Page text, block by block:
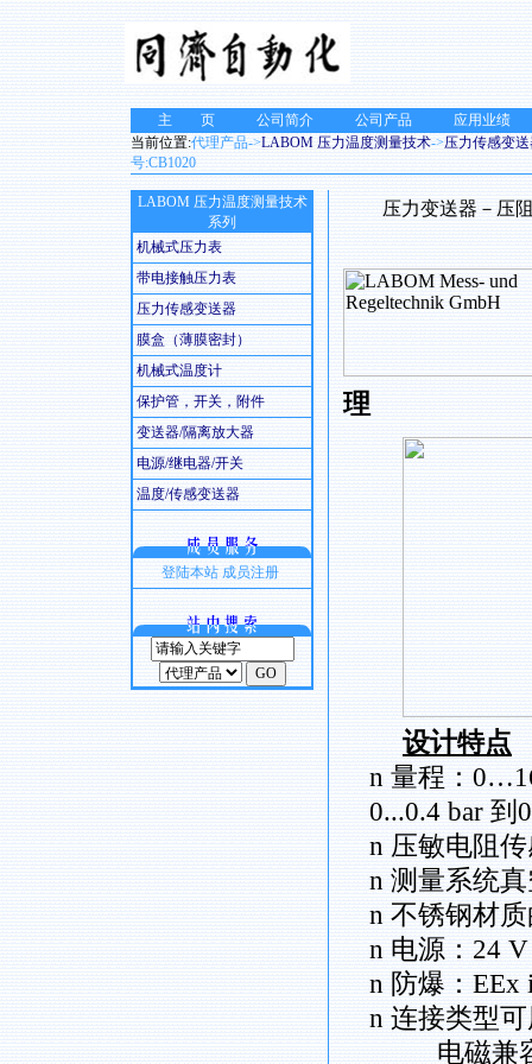
主 页 公司简介 公司产品
应用业绩
当前位置:代理产品->LABOM 压力温度测量技术->压力传感变
号:CB1020
LABOM 压力温度测量技术
系列
机械式压力表
带电接触压力表
压力传感变送器
膜盒（薄膜密封）
机械式温度计
保护管，开关，附件
变送器/隔离放大器
电源/继电器/开关
温度/传感变送器
登陆本站 成员注册
压力变送器－压
理
设计特点
n 量程：
0...0.4 bar 到
n 压敏电阻
n 测量系统
n 不锈钢材
n 电源： 24
n 防爆： EEx
n 连接类型
电磁兼